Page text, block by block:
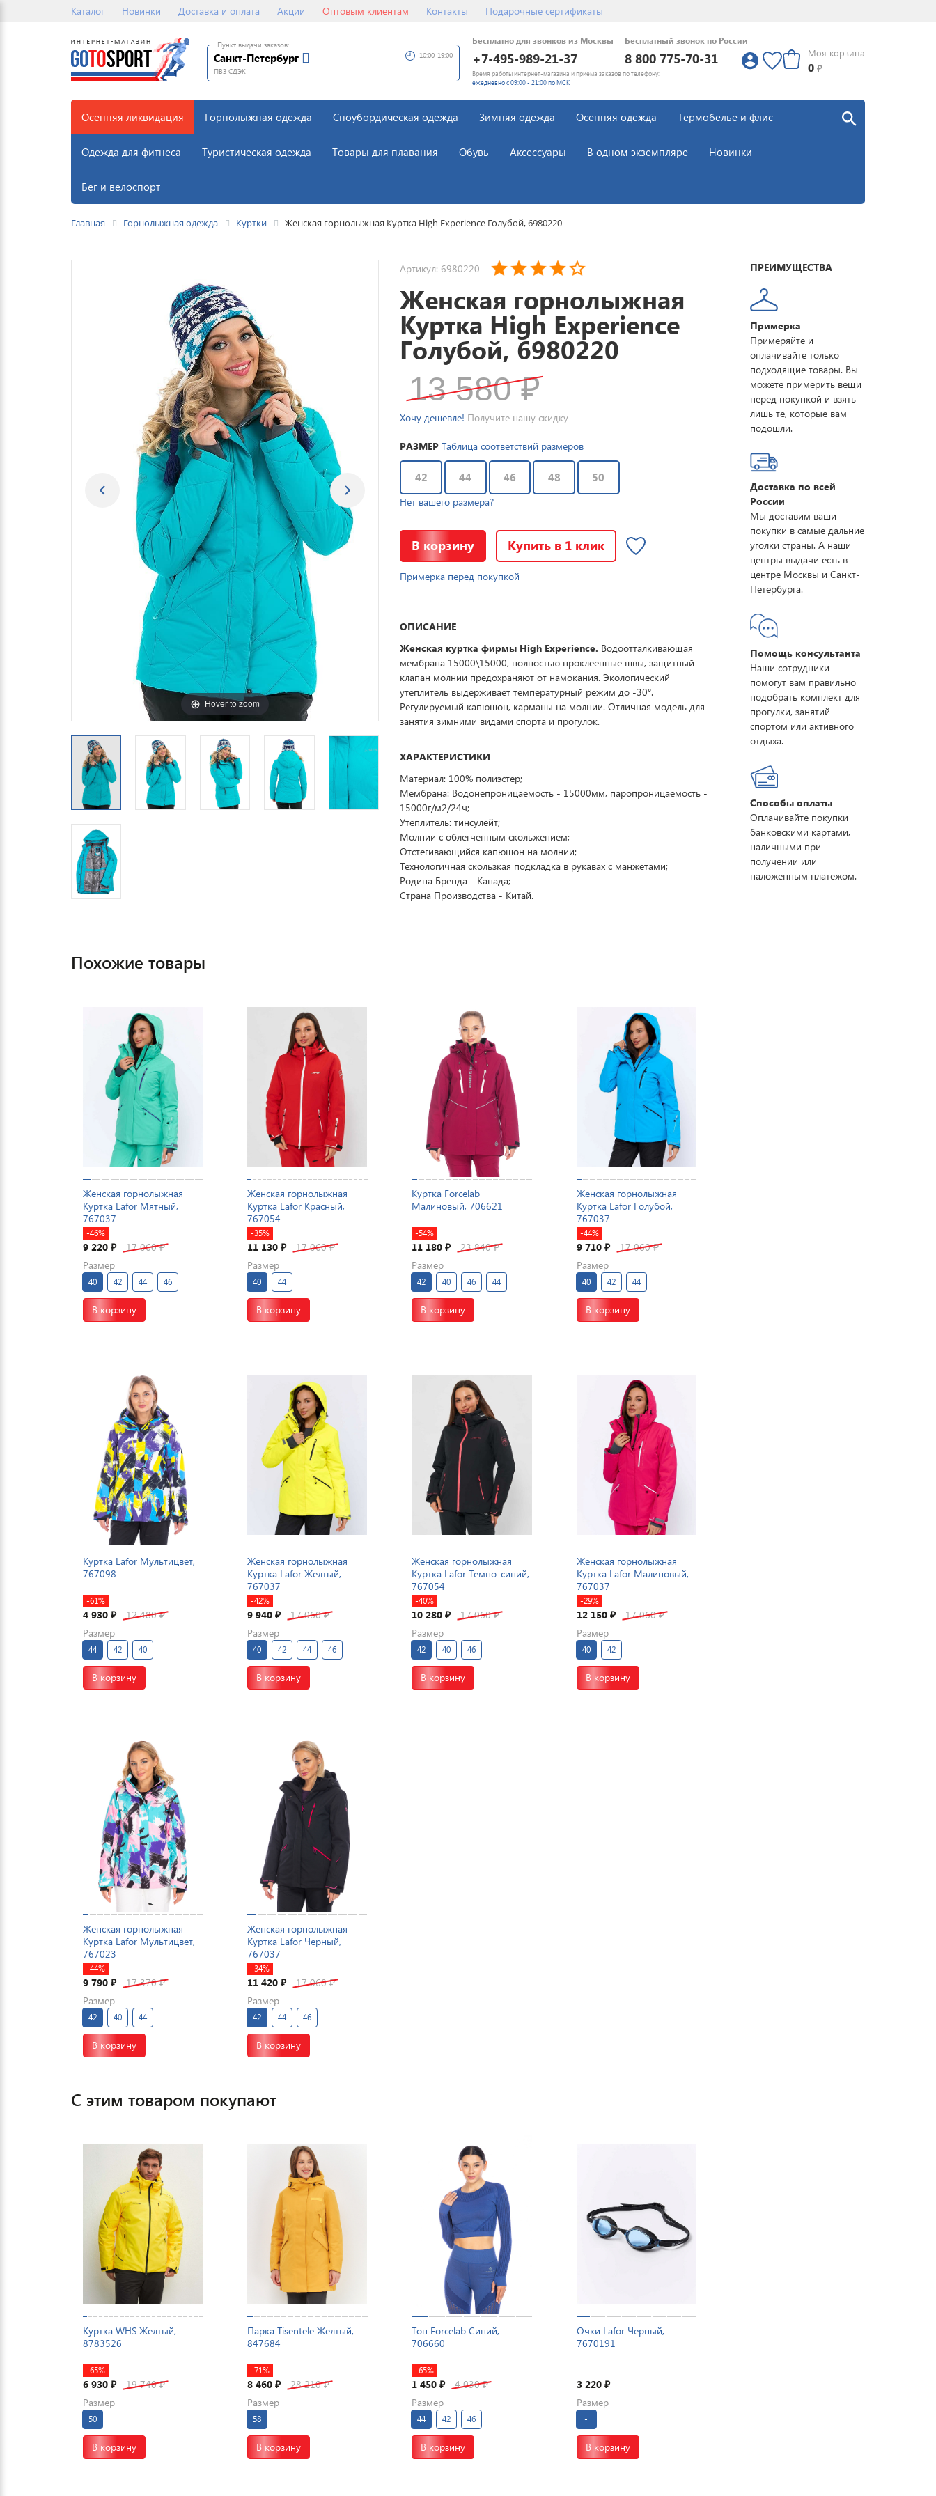
Каталог Новинки Доставка и оплата Акции Оптовым клиентам Контакты Подарочные сертификаты
Пункт выдачи заказов:
Санкт-Петербург
ПВЗ СДЭК
10:00-19:00
Бесплатно для звонков из Москвы
+7-495-989-21-37
Бесплатный звонок по России
8 800 775-70-31
Время работы интернет-магазина и приема заказов по телефону:
ежедневно с 09:00 - 21:00 по МСК
Моя корзина
0 ₽
Осенняя ликвидация Горнолыжная одежда Сноубордическая одежда Зимняя одежда Осенняя одежда Термобелье и флис
Одежда для фитнеса Туристическая одежда Товары для плавания Обувь Аксессуары В одном экземпляре Новинки
Бег и велоспорт
Главная Горнолыжная одежда Куртки Женская горнолыжная Куртка High Experience Голубой, 6980220
Hover to zoom
Артикул: 6980220
Женская горнолыжная
Куртка High Experience
Голубой, 6980220
13 580₽
Хочу дешевле! Получите нашу скидку
РАЗМЕР Таблица соответствий размеров
42 44 46 48 50
Нет вашего размера?
В корзину Купить в 1 клик
Примерка перед покупкой
ОПИСАНИЕ
Женская куртка фирмы High Experience. Водоотталкивающая
мембрана 15000\15000, полностью проклеенные швы, защитный
клапан молнии предохраняют от намокания. Экологический
утеплитель выдерживает температурный режим до -30°.
Регулируемый капюшон, карманы на молнии. Отличная модель для
занятия зимними видами спорта и прогулок.
ХАРАКТЕРИСТИКИ
Материал: 100% полиэстер;
Мембрана: Водонепроницаемость - 15000мм, паропроницаемость -
15000г/м2/24ч;
Утеплитель: тинсулейт;
Молнии с облегченным скольжением;
Отстегивающийся капюшон на молнии;
Технологичная скользкая подкладка в рукавах с манжетами;
Родина Бренда - Канада;
Страна Производства - Китай.
Похожие товары
Женская горнолыжная
Куртка Lafor Мятный,
767037
-46%
9 220 ₽ 17 060₽
Размер
40 42 44 46
В корзину
Женская горнолыжная
Куртка Lafor Красный,
767054
-35%
11 130₽ 17 060₽
Размер
40 44
В корзину
Куртка Forcelab
Малиновый, 706621
-54%
11 180₽ 23 840₽
Размер
42 40 46 44
В корзину
Женская горнолыжная
Куртка Lafor Голубой,
767037
-44%
9 710 ₽ 17 060₽
Размер
40 42 44
В корзину
Куртка Lafor Мультицвет,
767098
-61%
4 930 ₽ 12 480₽
Размер
44 42 40
В корзину
Женская горнолыжная
Куртка Lafor Желтый,
767037
-42%
9 940₽ 17 060₽
Размер
40 42 44 46
В корзину
Женская горнолыжная
Куртка Lafor Темно-синий,
767054
-40%
10 280₽ 17 060₽
Размер
42 40 46
В корзину
Женская горнолыжная
Куртка Lafor Малиновый,
767037
-29%
12 150 ₽ 17 060₽
Размер
40 42
В корзину
Женская горнолыжная
Куртка Lafor Мультицвет,
767023
-44%
9 790 ₽ 17 370₽
Размер
42 40 44
В корзину
Женская горнолыжная
Куртка Lafor Черный,
767037
-34%
11 420₽ 17 060₽
Размер
42 44 46
В корзину
С этим товаром покупают
Куртка WHS Желтый,
8783526
-65%
6 930 ₽ 19 740₽
Размер
50
В корзину
Парка Tisentele Желтый,
847684
-71%
8 460₽ 28 210₽
Размер
58
В корзину
Топ Forcelab Синий,
706660
-65%
1 450₽ 4 030₽
Размер
44 42 46
В корзину
Очки Lafor Черный,
7670191
3 220 ₽
Размер
-
В корзину
ПРЕИМУЩЕСТВА
Примерка
Примеряйте и
оплачивайте только
подходящие товары. Вы
можете примерить вещи
перед покупкой и взять
лишь те, которые вам
подошли.
Доставка по всей
России
Мы доставим ваши
покупки в самые дальние
уголки страны. А наши
центры выдачи есть в
центре Москвы и Санкт-
Петербурга.
Помощь консультанта
Наши сотрудники
помогут вам правильно
подобрать комплект для
прогулки, занятий
спортом или активного
отдыха.
Способы оплаты
Оплачивайте покупки
банковскими картами,
наличными при
получении или
наложенным платежом.